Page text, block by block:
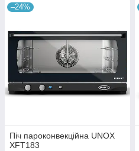
–24%
Піч пароконвекційна UNOX
XFT183